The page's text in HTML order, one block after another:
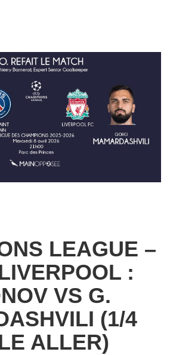
LEAGUE –
:
VS G.
(1/4
ALLER)